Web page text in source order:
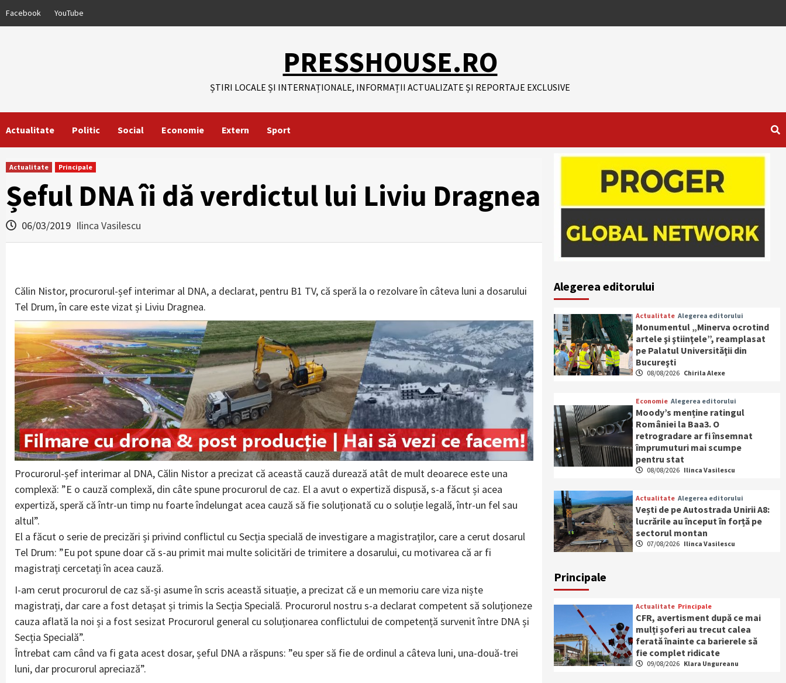
Facebook YouTube
PRESSHOUSE.RO
ȘTIRI LOCALE ȘI INTERNAȚIONALE, INFORMAȚII ACTUALIZATE ȘI REPORTAJE EXCLUSIVE
Actualitate Politic Social Economie Extern Sport
Actualitate Principale
Șeful DNA îi dă verdictul lui Liviu Dragnea
06/03/2019 Ilinca Vasilescu
Călin Nistor, procurorul-șef interimar al DNA, a declarat, pentru B1 TV, că speră la o rezolvare în câteva luni a dosarului
Tel Drum, în care este vizat și Liviu Dragnea.
Procurorul-șef interimar al DNA, Călin Nistor a precizat că această cauză durează atât de mult deoarece este una
complexă: ”E o cauză complexă, din câte spune procurorul de caz. El a avut o expertiză dispusă, s-a făcut și acea
expertiză, speră că într-un timp nu foarte îndelungat acea cauză să fie soluționată cu o soluție legală, într-un fel sau
altul”.
El a făcut o serie de precizări și privind conflictul cu Secția specială de investigare a magistraților, care a cerut dosarul
Tel Drum: ”Eu pot spune doar că s-au primit mai multe solicitări de trimitere a dosarului, cu motivarea că ar fi
magistrați cercetați în acea cauză.
I-am cerut procurorul de caz să-și asume în scris această situație, a precizat că e un memoriu care viza niște
magistrați, dar care a fost detașat și trimis la Secția Specială. Procurorul nostru s-a declarat competent să soluționeze
cauza aflată la noi și a fost sesizat Procurorul general cu soluționarea conflictului de competență survenit între DNA și
Secția Specială”.
Întrebat cam când va fi gata acest dosar, șeful DNA a răspuns: ”eu sper să fie de ordinul a câteva luni, una-două-trei
luni, dar procurorul apreciază”.
Alegerea editorului
Actualitate Alegerea editorului
Monumentul „Minerva ocrotind
artele şi ştiinţele”, reamplasat
pe Palatul Universităţii din
Bucureşti
08/08/2026 Chirila Alexe
Economie Alegerea editorului
Moody’s menține ratingul
României la Baa3. O
retrogradare ar fi însemnat
împrumuturi mai scumpe
pentru stat
08/08/2026 Ilinca Vasilescu
Actualitate Alegerea editorului
Vești de pe Autostrada Unirii A8:
lucrările au început în forță pe
sectorul montan
07/08/2026 Ilinca Vasilescu
Principale
Actualitate Principale
CFR, avertisment după ce mai
mulți șoferi au trecut calea
ferată înainte ca barierele să
fie complet ridicate
09/08/2026 Klara Ungureanu